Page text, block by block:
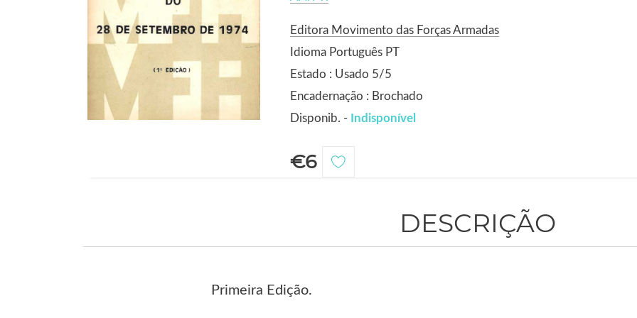
Editora Movimento das Forças Armadas
Idioma Português PT
Estado : Usado 5/5
Encadernação : Brochado
Disponib. - Indisponível
€6
DESCRIÇÃO
Primeira Edição.